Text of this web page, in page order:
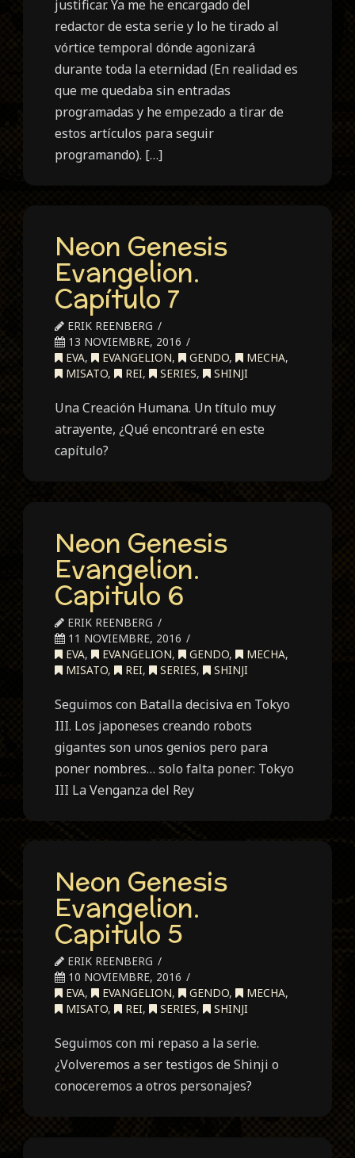
justificar. Ya me he encargado del
redactor de esta serie y lo he tirado al
vórtice temporal dónde agonizará
durante toda la eternidad (En realidad es
que me quedaba sin entradas
programadas y he empezado a tirar de
estos artículos para seguir
programando). […]
Neon Genesis
Evangelion.
Capítulo 7
ERIK REENBERG
13 NOVIEMBRE, 2016
EVA, EVANGELION, GENDO, MECHA,
MISATO, REI, SERIES, SHINJI
Una Creación Humana. Un título muy
atrayente, ¿Qué encontraré en este
capítulo?
Neon Genesis
Evangelion.
Capitulo 6
ERIK REENBERG
11 NOVIEMBRE, 2016
EVA, EVANGELION, GENDO, MECHA,
MISATO, REI, SERIES, SHINJI
Seguimos con Batalla decisiva en Tokyo
III. Los japoneses creando robots
gigantes son unos genios pero para
poner nombres… solo falta poner: Tokyo
III La Venganza del Rey
Neon Genesis
Evangelion.
Capitulo 5
ERIK REENBERG
10 NOVIEMBRE, 2016
EVA, EVANGELION, GENDO, MECHA,
MISATO, REI, SERIES, SHINJI
Seguimos con mi repaso a la serie.
¿Volveremos a ser testigos de Shinji o
conoceremos a otros personajes?